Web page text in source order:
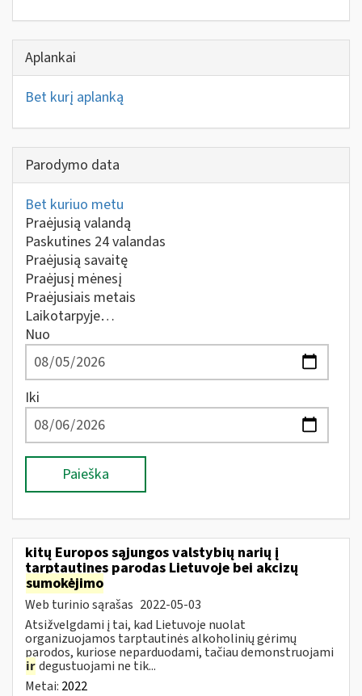
Aplankai
Bet kurį aplanką
Parodymo data
Bet kuriuo metu
Praėjusią valandą
Paskutines 24 valandas
Praėjusią savaitę
Praėjusį mėnesį
Praėjusiais metais
Laikotarpyje…
Nuo
Iki
Paieška
kitų Europos sąjungos valstybių narių į
tarptautines parodas Lietuvoje bei akcizų
sumokėjimo
Web turinio sąrašas 2022-05-03
Atsižvelgdami į tai, kad Lietuvoje nuolat
organizuojamos tarptautinės alkoholinių gėrimų
parodos, kuriose neparduodami, tačiau demonstruojami
irdegustuojami ne tik...
Metai: 2022